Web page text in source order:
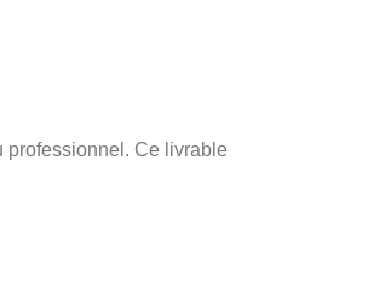
professionnel. Ce livrable